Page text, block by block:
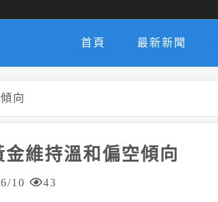
首頁 最新新聞
向
維持溫和偏空傾向
10 43